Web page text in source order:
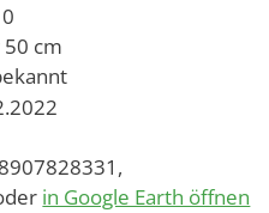
cm
in Google Earth öffnen